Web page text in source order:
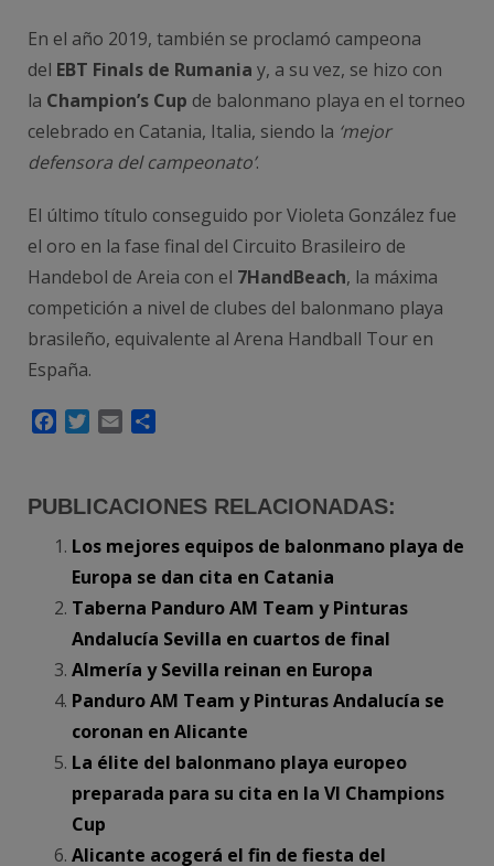
En el año 2019, también se proclamó campeona
del EBT Finals de Rumania y, a su vez, se hizo con
la Champion’s Cup de balonmano playa en el torneo
celebrado en Catania, Italia, siendo la ‘mejor
defensora del campeonato’.
El último título conseguido por Violeta González fue
el oro en la fase final del Circuito Brasileiro de
Handebol de Areia con el 7HandBeach, la máxima
competición a nivel de clubes del balonmano playa
brasileño, equivalente al Arena Handball Tour en
España.
FacebookTwitter
Email
PUBLICACIONES RELACIONADAS:
Los mejores equipos de balonmano playa de
Europa se dan cita en Catania
Taberna Panduro AM Team y Pinturas
Andalucía Sevilla en cuartos de final
Almería y Sevilla reinan en Europa
Panduro AM Team y Pinturas Andalucía se
coronan en Alicante
La élite del balonmano playa europeo
preparada para su cita en la VI Champions
Cup
Alicante acogerá el fin de fiesta del